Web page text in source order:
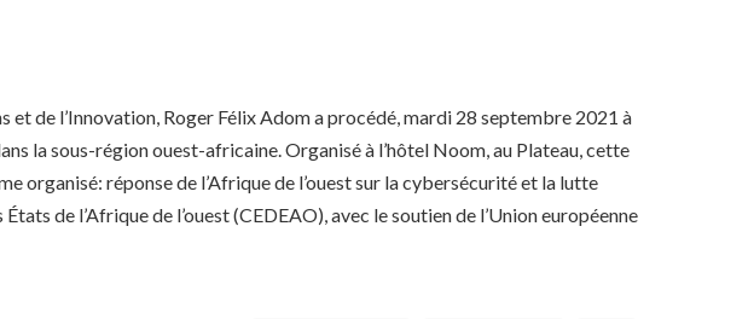
de l’Innovation, Roger Félix Adom a procédé, mardi 28 septembre 2021 à
la sous-région ouest-africaine. Organisé à l’hôtel Noom, au Plateau, cette
organisé: réponse de l’Afrique de l’ouest sur la cybersécurité et la lutte
de l’Afrique de l’ouest (CEDEAO), avec le soutien de l’Union européenne